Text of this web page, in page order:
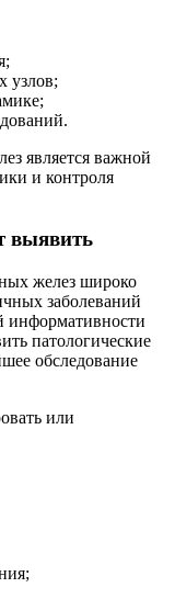
узлов;
является важной
и контроля
выявить
желез широко
заболеваний
информативности
патологические
обследование
или